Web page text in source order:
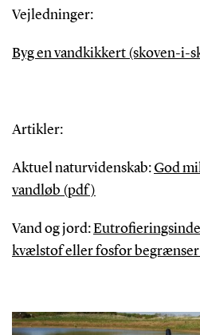
Vejledninger:
Byg en vandkikkert (skoven-i-
Artikler:
Aktuel naturvidenskab: God
vandløb (pdf)
Vand og jord:
kvælstof eller fosfor